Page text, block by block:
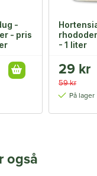
-
- pris
- 1 liter
29 kr
59 kr
På lager
også